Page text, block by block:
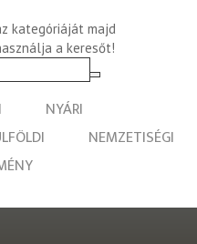
kategóriáját majd
a keresőt!
NYÁRI
NEMZETISÉGI